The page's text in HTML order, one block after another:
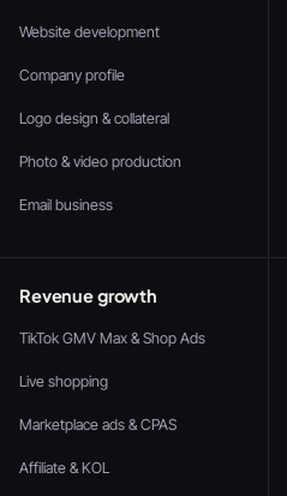
Website development
Company profile
Logo design & collateral
Photo & video production
Email business
Revenue growth
TikTok GMV Max & Shop Ads
Live shopping
Marketplace ads & CPAS
Affiliate & KOL